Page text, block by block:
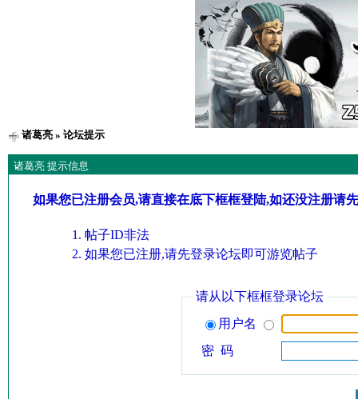
诸葛亮» 论坛提示
诸葛亮 提示信息
如果您已注册会员,请直接在底下框框登陆,如还没注册请
帖子ID非法
如果您已注册,请先登录论坛即可游览帖子
请从以下框框登录论坛
用户名
密 码